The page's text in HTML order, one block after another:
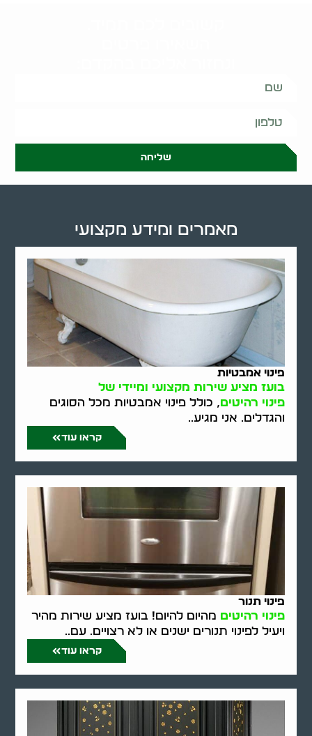
שליחה
פינוי אמבטיות
בועז מציע שירות מקצועי ומיידי של
פינוי רהיטים, כולל פינוי אמבטיות מכל הסוגים
והגדלים. אני מגיע..
קראו עוד
פינוי תנור
פינוי רהיטים מהיום להיום! בועז מציע שירות מהיר
ויעיל לפינוי תנורים ישנים או לא רצויים. עם..
קראו עוד
מאמרים ומידע מקצועי